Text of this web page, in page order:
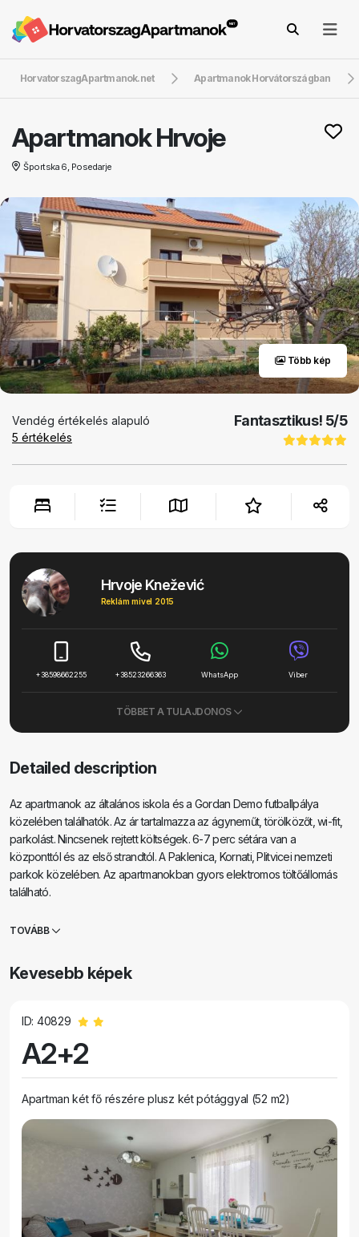
HorvatorszagApartmanok.net Apartmanok Horvátországban
Apartmanok Hrvoje
Športska 6, Posedarje
Több kép
Vendég értékelés alapuló
5 értékelés
Fantasztikus! 5/5
Hrvoje Knežević
Reklám mivel 2015
+38598662255 +38523266363 WhatsApp Viber
TÖBBET A TULAJDONOS
Detailed description
Az apartmanok az általános iskola és a Gordan Demo futballpálya
közelében találhatók. Az ár tartalmazza az ágyneműt, törölközőt, wi-fit,
parkolást. Nincsenek rejtett költségek. 6-7 perc sétára van a
központtól és az első strandtól. A Paklenica, Kornati, Plitvicei nemzeti
parkok közelében. Az apartmanokban gyors elektromos töltőállomás
található.
TOVÁBB
Kevesebb képek
ID: 40829
A2+2
Apartman két fő részére plusz két pótággyal (52 m2)